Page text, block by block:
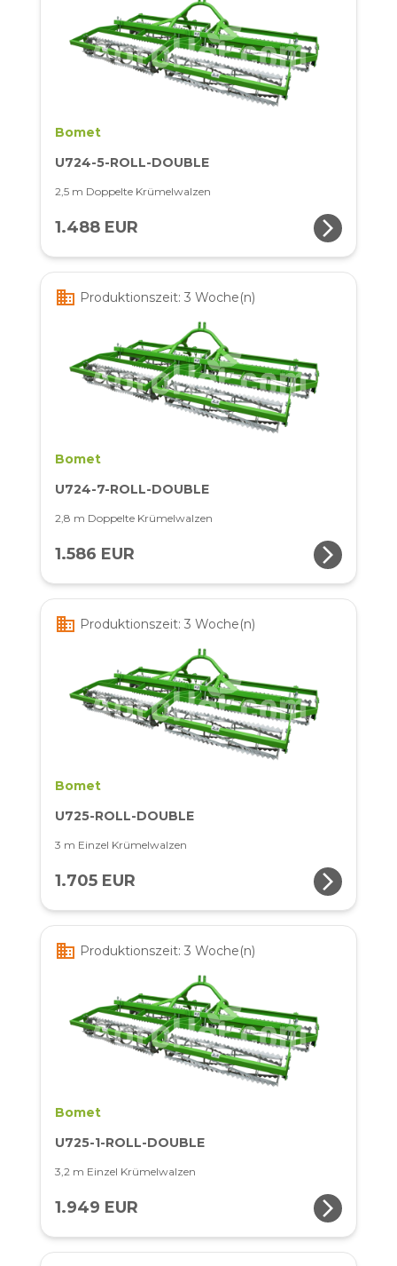
Bomet
U724-5-ROLL-DOUBLE
2,5 m Doppelte Krümelwalzen
1.488 EUR arrow_forward_ios
business Produktionszeit: 3 Woche(n)
Bomet
U724-7-ROLL-DOUBLE
2,8 m Doppelte Krümelwalzen
1.586 EUR arrow_forward_ios
business Produktionszeit: 3 Woche(n)
Bomet
U725-ROLL-DOUBLE
3 m Einzel Krümelwalzen
1.705 EUR arrow_forward_ios
business Produktionszeit: 3 Woche(n)
Bomet
U725-1-ROLL-DOUBLE
3,2 m Einzel Krümelwalzen
1.949 EUR arrow_forward_ios